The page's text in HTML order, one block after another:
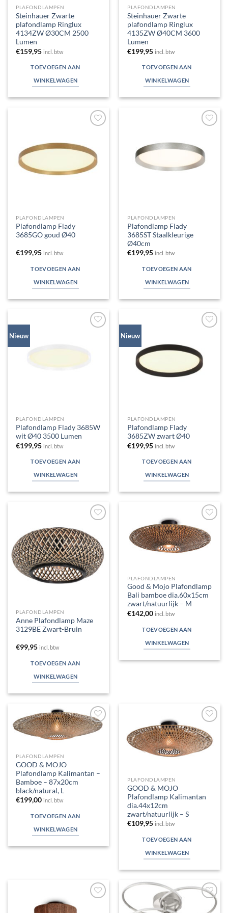
PLAFONDLAMPEN
Steinhauer Zwarte
plafondlamp Ringlux
4134ZW Ø30CM 2500
Lumen
€159,95 incl. btw
TOEVOEGEN AAN
WINKELWAGEN
PLAFONDLAMPEN
Steinhauer Zwarte
plafondlamp Ringlux
4135ZW Ø40CM 3600
Lumen
€199,95 incl. btw
TOEVOEGEN AAN
WINKELWAGEN
verlanglijst
PLAFONDLAMPEN
Plafondlamp Flady
3685GO goud Ø40
€199,95 incl. btw
TOEVOEGEN AAN
WINKELWAGEN
verlanglijst
PLAFONDLAMPEN
Plafondlamp Flady
3685ST Staalkleurige
Ø40cm
€199,95 incl. btw
TOEVOEGEN AAN
WINKELWAGEN
Nieuw
PLAFONDLAMPEN
Plafondlamp Flady 3685W
wit Ø40 3500 Lumen
€199,95 incl. btw
TOEVOEGEN AAN
WINKELWAGEN
Nieuw
verlanglijst
PLAFONDLAMPEN
Plafondlamp Flady
3685ZW zwart Ø40
€199,95 incl. btw
TOEVOEGEN AAN
WINKELWAGEN
aan
verlanglijst
PLAFONDLAMPEN
Anne Plafondlamp Maze
3129BE Zwart-Bruin
€99,95 incl. btw
TOEVOEGEN AAN
WINKELWAGEN
Toevoegen
aan
verlanglijst
PLAFONDLAMPEN
Good & Mojo Plafondlamp
Bali bamboe dia.60x15cm
zwart/natuurlijk – M
€142,00 incl. btw
TOEVOEGEN AAN
WINKELWAGEN
Toevoegen
aan
PLAFONDLAMPEN
GOOD & MOJO
Plafondlamp Kalimantan –
Bamboe – 87x20cm
black/natural, L
€199,00 incl. btw
TOEVOEGEN AAN
WINKELWAGEN
Toevoegen
aan
verlanglijst
PLAFONDLAMPEN
GOOD & MOJO
Plafondlamp Kalimantan
dia.44x12cm
zwart/natuurlijk – S
€109,95 incl. btw
TOEVOEGEN AAN
WINKELWAGEN
Toevoegen